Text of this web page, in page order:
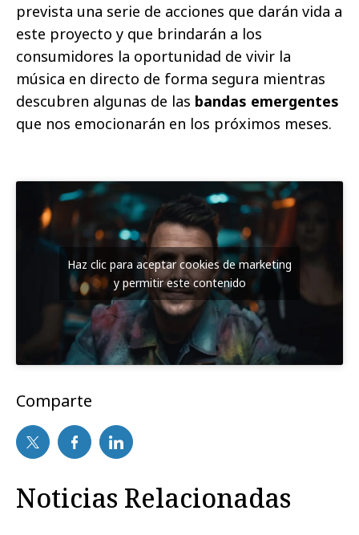
prevista una serie de acciones que darán vida a
este proyecto y que brindarán a los
consumidores la oportunidad de vivir la
música en directo de forma segura mientras
descubren algunas de las bandas emergentes
que nos emocionarán en los próximos meses.
Haz clic para aceptar cookies de marketing
y permitir este contenido
Comparte
Noticias Relacionadas